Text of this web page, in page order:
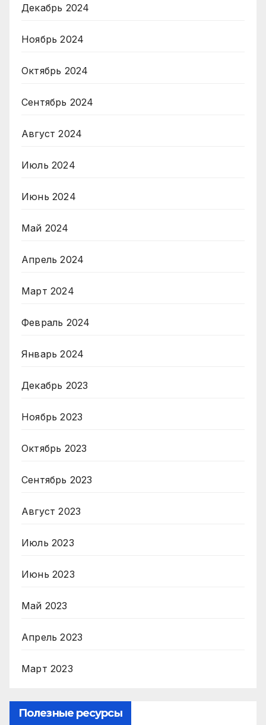
Декабрь 2024
Ноябрь 2024
Октябрь 2024
Сентябрь 2024
Август 2024
Июль 2024
Июнь 2024
Май 2024
Апрель 2024
Март 2024
Февраль 2024
Январь 2024
Декабрь 2023
Ноябрь 2023
Октябрь 2023
Сентябрь 2023
Август 2023
Июль 2023
Июнь 2023
Май 2023
Апрель 2023
Март 2023
Полезные ресурсы